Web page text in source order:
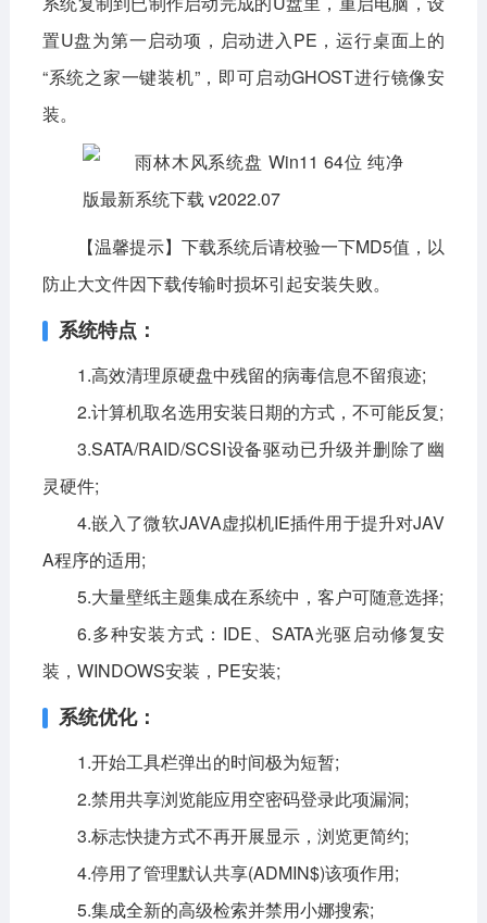
置U盘为第一启动项，启动进入PE，运行桌面上的
“系统之家一键装机”，即可启动GHOST进行镜像安
装。
【温馨提示】下载系统后请校验一下MD5值，以
防止大文件因下载传输时损坏引起安装失败。
系统特点：
1.高效清理原硬盘中残留的病毒信息不留痕迹;
2.计算机取名选用安装日期的方式，不可能反复;
3.SATA/RAID/SCSI设备驱动已升级并删除了幽
灵硬件;
4.嵌入了微软JAVA虚拟机IE插件用于提升对JAV
A程序的适用;
5.大量壁纸主题集成在系统中，客户可随意选择;
6.多种安装方式：IDE、SATA光驱启动修复安
装，WINDOWS安装，PE安装;
系统优化：
1.开始工具栏弹出的时间极为短暂;
2.禁用共享浏览能应用空密码登录此项漏洞;
3.标志快捷方式不再开展显示，浏览更简约;
4.停用了管理默认共享(ADMIN$)该项作用;
5.集成全新的高级检索并禁用小娜搜索;